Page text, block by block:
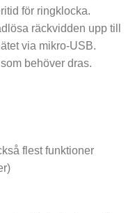
för ringklocka.
räckvidden upp till
via mikro-USB.
behöver dras.
flest funktioner